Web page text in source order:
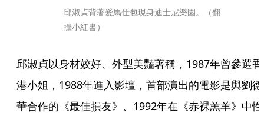
邱淑貞背著愛馬仕包現身迪士尼樂園。（翻
攝小紅書）
邱淑貞以身材姣好、外型美豔著稱，1987年曾參選香
港小姐，1988年進入影壇，首部演出的電影是與劉德
華合作的《最佳損友》、1992年在《赤裸羔羊》中性